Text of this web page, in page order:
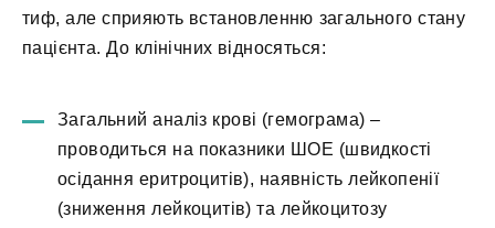
тиф, але сприяють встановленню загального стану
пацієнта. До клінічних відносяться:
Загальний аналіз крові (гемограма) –
проводиться на показники ШОЕ (швидкості
осідання еритроцитів), наявність лейкопенії
(зниження лейкоцитів) та лейкоцитозу